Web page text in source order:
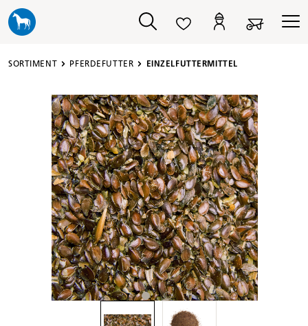
springen
SORTIMENT PFERDEFUTTER EINZELFUTTERMITTEL
Bildergalerie überspringen